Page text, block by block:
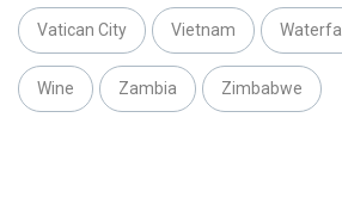
Vatican City Vietnam Waterfall
Wine Zambia Zimbabwe